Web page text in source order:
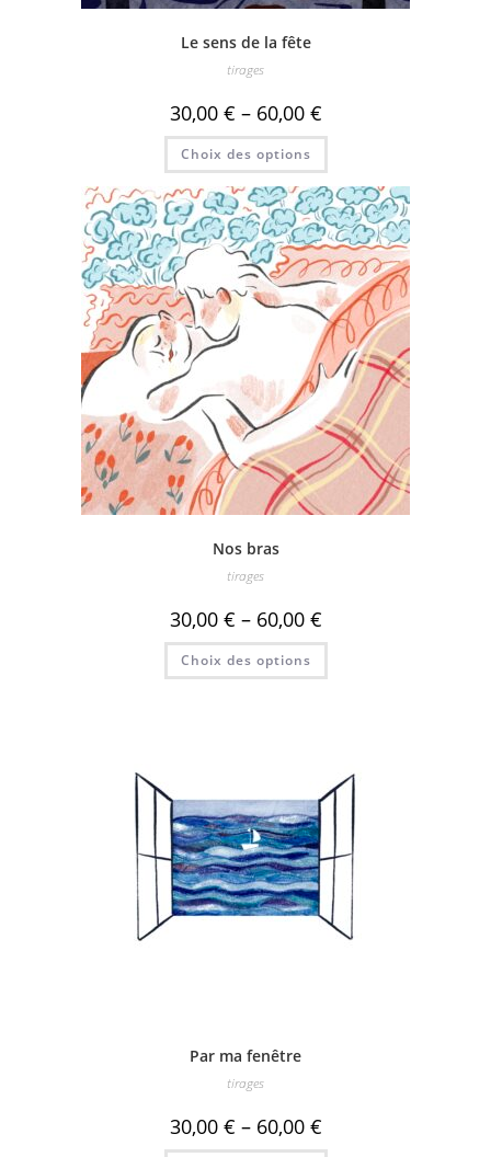
Le sens de la fête
tirages
30,00 € – 60,00 €
Choix des options
Ce
a
plusieurs
variations.
Les
options
peuvent
être
choisies
sur
la
page
du
produit
Nos bras
tirages
30,00 € – 60,00 €
Choix des options
Ce
a
être
choisies
sur
la
page
du
produit
Par ma fenêtre
tirages
30,00 € – 60,00 €